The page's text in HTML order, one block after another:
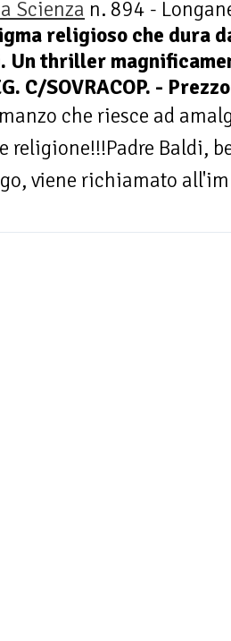
Scienza n. 894 -
religioso che dura
Un thriller
C/SOVRACOP. -
che riesce ad
religione!!!Padre Baldi,
viene richiamato